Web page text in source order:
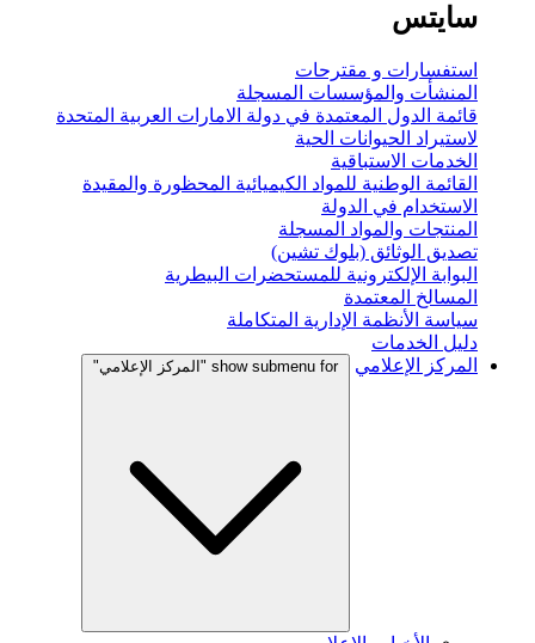
سايتس
استفسارات و مقترحات
المنشأت والمؤسسات المسجلة
قائمة الدول المعتمدة في دولة الامارات العربية المتحدة
لاستيراد الحيوانات الحية
الخدمات الاستباقية
القائمة الوطنية للمواد الكيميائية المحظورة والمقيدة
الاستخدام في الدولة
المنتجات والمواد المسجلة
تصديق الوثائق (بلوك تشين)
البوابة الإلكترونية للمستحضرات البيطرية
المسالخ المعتمدة
سياسة الأنظمة الإدارية المتكاملة
دليل الخدمات
المركز الإعلامي
show submenu for "المركز الإعلامي"